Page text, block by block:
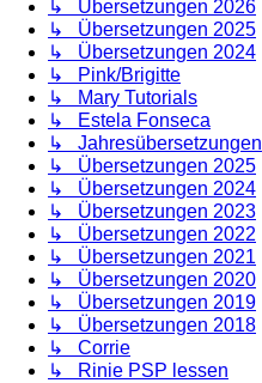
↳ Übersetzungen 2026
↳ Übersetzungen 2025
↳ Übersetzungen 2024
↳ Pink/Brigitte
↳ Mary Tutorials
↳ Estela Fonseca
↳ Jahresübersetzungen
↳ Übersetzungen 2025
↳ Übersetzungen 2024
↳ Übersetzungen 2023
↳ Übersetzungen 2022
↳ Übersetzungen 2021
↳ Übersetzungen 2020
↳ Übersetzungen 2019
↳ Übersetzungen 2018
↳ Corrie
↳ Rinie PSP lessen